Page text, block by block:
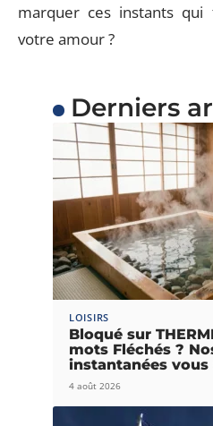
marquer ces instants
votre amour ?
Derniers
LOISIRS
Bloqué sur
mots Fléchés ?
instantanées vous
4 août 2026